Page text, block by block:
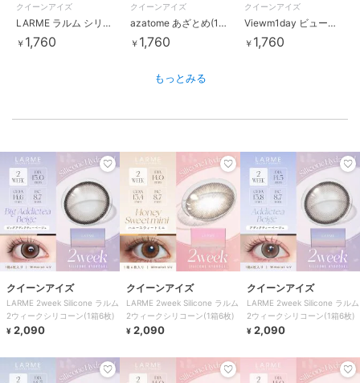
クイーンアイズ
LARME ラルム シリコンハイドロゲル Wモイスト UV(1箱10枚)
￥ 1,760
クイーンアイズ
azatome あざとめ(1箱10枚)
￥ 1,760
クイーンアイズ
Viewm1day ビュームワンデー(1箱10枚)
￥ 1,760
もっとみる
クイーンアイズ
LARME 2week Silicone ラルム
2ウィークシリコーン(1箱6枚)
¥ 2,090
クイーンアイズ
LARME 2week Silicone ラルム
2ウィークシリコーン(1箱6枚)
¥ 2,090
クイーンアイズ
LARME 2week Silicone ラルム
2ウィークシリコーン(1箱6枚)
¥ 2,090